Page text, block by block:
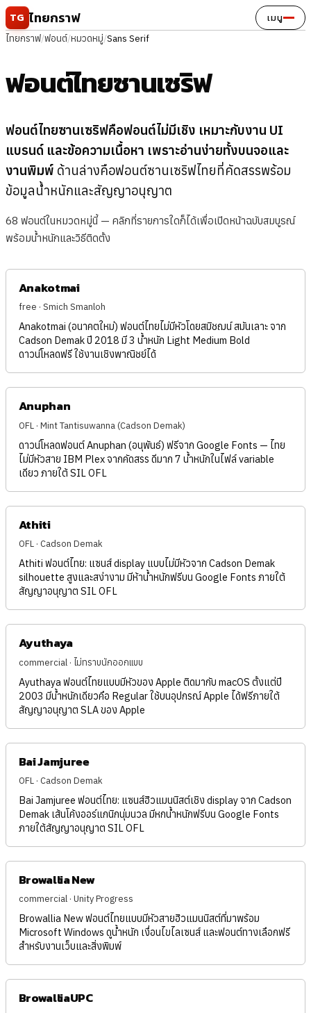
ข้ามไปยังเนื้อหา
TG ไทยกราฟ เมนู
ไทยกราฟ/ฟอนต์/หมวดหมู่/Sans Serif
ฟอนต์ไทยซานเซริฟ
ฟอนต์ไทยซานเซริฟคือฟอนต์ไม่มีเชิง เหมาะกับงาน UI
แบรนด์ และข้อความเนื้อหา เพราะอ่านง่ายทั้งบนจอและ
งานพิมพ์ ด้านล่างคือฟอนต์ซานเซริฟไทยที่คัดสรรพร้อม
ข้อมูลน้ำหนักและสัญญาอนุญาต
68 ฟอนต์ในหมวดหมู่นี้ — คลิกที่รายการใดก็ได้เพื่อเปิดหน้าฉบับสมบูรณ์
พร้อมน้ำหนักและวิธีติดตั้ง
Anakotmai
free · Smich Smanloh
Anakotmai (อนาคตใหม่) ฟอนต์ไทยไม่มีหัวโดยสมิชฌน์ สมันเลาะ จาก
Cadson Demak ปี 2018 มี 3 น้ำหนัก Light Medium Bold
ดาวน์โหลดฟรี ใช้งานเชิงพาณิชย์ได้
Anuphan
OFL · Mint Tantisuwanna (Cadson Demak)
ดาวน์โหลดฟอนต์ Anuphan (อนุพันธ์) ฟรีจาก Google Fonts — ไทย
ไม่มีหัวสาย IBM Plex จากคัดสรร ดีมาก 7 น้ำหนักในไฟล์ variable
เดียว ภายใต้ SIL OFL
Athiti
OFL · Cadson Demak
Athiti ฟอนต์ไทย: แซนส์ display แบบไม่มีหัวจาก Cadson Demak
silhouette สูงและสง่างาม มีห้าน้ำหนักฟรีบน Google Fonts ภายใต้
สัญญาอนุญาต SIL OFL
Ayuthaya
commercial · ไม่ทราบนักออกแบบ
Ayuthaya ฟอนต์ไทยแบบมีหัวของ Apple ติดมากับ macOS ตั้งแต่ปี
2003 มีน้ำหนักเดียวคือ Regular ใช้บนอุปกรณ์ Apple ได้ฟรีภายใต้
สัญญาอนุญาต SLA ของ Apple
Bai Jamjuree
OFL · Cadson Demak
Bai Jamjuree ฟอนต์ไทย: แซนส์ฮิวแมนนิสต์เชิง display จาก Cadson
Demak เส้นโค้งออร์แกนิกนุ่มนวล มีหกน้ำหนักฟรีบน Google Fonts
ภายใต้สัญญาอนุญาต SIL OFL
Browallia New
commercial · Unity Progress
Browallia New ฟอนต์ไทยแบบมีหัวสายฮิวแมนนิสต์ที่มาพร้อม
Microsoft Windows ดูน้ำหนัก เงื่อนไขไลเซนส์ และฟอนต์ทางเลือกฟรี
สำหรับงานเว็บและสิ่งพิมพ์
BrowalliaUPC